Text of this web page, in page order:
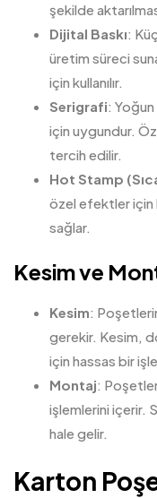
şekilde
Dijital Baskı:
üretim süreci
için kullanılır.
Serigrafi:
için uygundur.
tercih edilir.
Hot Stamp
özel efektler için
sağlar.
Kesim ve
Kesim:
gerekir. Kesim,
için hassas bir
Montaj:
işlemlerini içerir.
hale gelir.
Karton